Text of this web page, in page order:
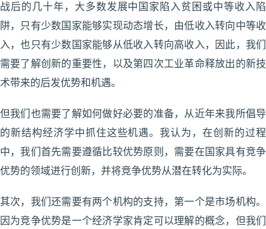
战后的几十年，大多数发展中国家陷入贫困或中等收入陷
阱，只有少数国家能够实现动态增长，由低收入转向中等收
入，也只有少数国家能够从低收入转向高收入，因此，我们
需要了解创新的重要性，以及第四次工业革命释放出的新技
术带来的后发优势和机遇。
但我们也需要了解如何做好必要的准备，从近年来我所倡导
的新结构经济学中抓住这些机遇。我认为，在创新的过程
中，我们首先需要遵循比较优势原则，需要在国家具有竞争
优势的领域进行创新，并将竞争优势从潜在转化为实际。
其次，我们还需要有两个机构的支持，第一个是市场机构。
因为竞争优势是一个经济学家肯定可以理解的概念，但我们